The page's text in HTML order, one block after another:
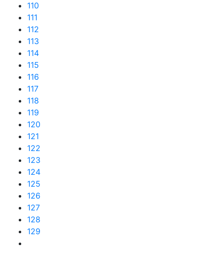
110
111
112
113
114
115
116
117
118
119
120
121
122
123
124
125
126
127
128
129